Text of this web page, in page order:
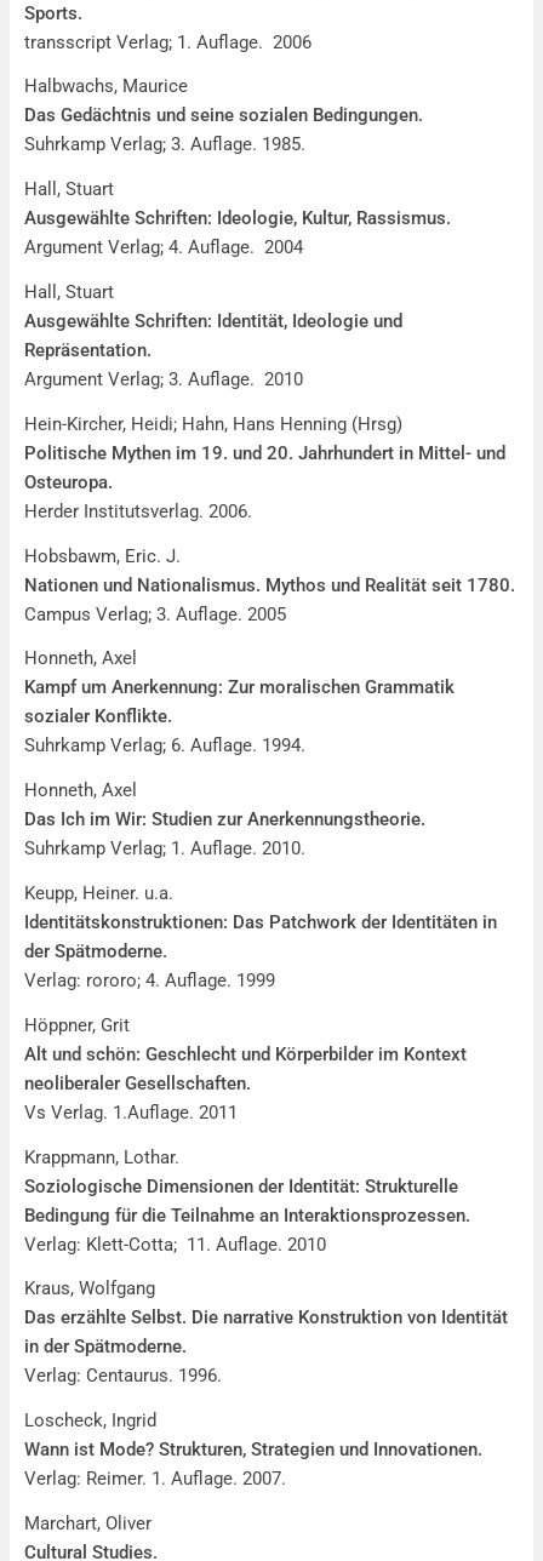
Sports.
transscript Verlag; 1. Auflage. 2006
Halbwachs, Maurice
Das Gedächtnis und seine sozialen Bedingungen.
Suhrkamp Verlag; 3. Auflage. 1985.
Hall, Stuart
Ausgewählte Schriften: Ideologie, Kultur, Rassismus.
Argument Verlag; 4. Auflage. 2004
Hall, Stuart
Ausgewählte Schriften: Identität, Ideologie und
Repräsentation.
Argument Verlag; 3. Auflage. 2010
Hein-Kircher, Heidi; Hahn, Hans Henning (Hrsg)
Politische Mythen im 19. und 20. Jahrhundert in Mittel- und
Osteuropa.
Herder Institutsverlag. 2006.
Hobsbawm, Eric. J.
Nationen und Nationalismus. Mythos und Realität seit 1780.
Campus Verlag; 3. Auflage. 2005
Honneth, Axel
Kampf um Anerkennung: Zur moralischen Grammatik
sozialer Konflikte.
Suhrkamp Verlag; 6. Auflage. 1994.
Honneth, Axel
Das Ich im Wir: Studien zur Anerkennungstheorie.
Suhrkamp Verlag; 1. Auflage. 2010.
Keupp, Heiner. u.a.
Identitätskonstruktionen: Das Patchwork der Identitäten in
der Spätmoderne.
Verlag: rororo; 4. Auflage. 1999
Höppner, Grit
Alt und schön: Geschlecht und Körperbilder im Kontext
neoliberaler Gesellschaften.
Vs Verlag. 1.Auflage. 2011
Krappmann, Lothar.
Soziologische Dimensionen der Identität: Strukturelle
Bedingung für die Teilnahme an Interaktionsprozessen.
Verlag: Klett-Cotta; 11. Auflage. 2010
Kraus, Wolfgang
Das erzählte Selbst. Die narrative Konstruktion von Identität
in der Spätmoderne.
Verlag: Centaurus. 1996.
Loscheck, Ingrid
Wann ist Mode? Strukturen, Strategien und Innovationen.
Verlag: Reimer. 1. Auflage. 2007.
Marchart, Oliver
Cultural Studies.